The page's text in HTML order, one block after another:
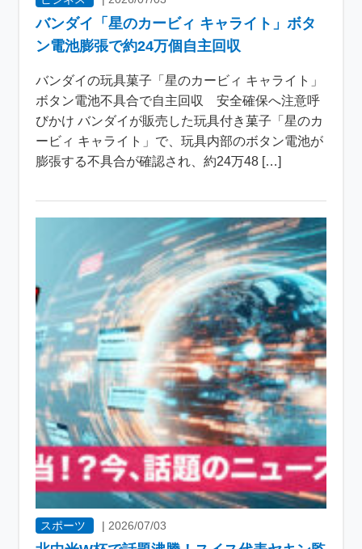
バンダイ「星のカービィ キャライト」ボタ
ン電池膨張で約24万個自主回収
バンダイの玩具菓子「星のカービィ キャライト」
ボタン電池不具合で自主回収 安全確保へ注意呼
びかけ バンダイが販売した玩具付き菓子「星のカ
ービィ キャライト」で、玩具内部のボタン電池が
膨張する不具合が確認され、約24万48 […]
スポーツ | 2026/07/03